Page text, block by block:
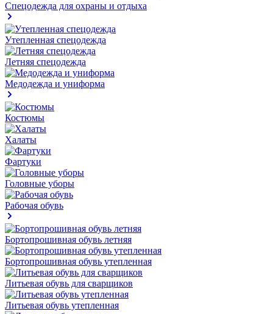
Спецодежда для охраны и отдыха
Утепленная спецодежда
Летняя спецодежда
Медодежда и униформа
Костюмы
Халаты
Фартуки
Головные уборы
Рабочая обувь
Бортопрошивная обувь летняя
Бортопрошивная обувь утепленная
Литьевая обувь для сварщиков
Литьевая обувь утепленная